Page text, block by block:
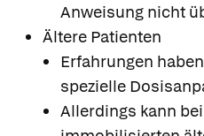
Anweisung nicht
Ältere Patienten
Erfahrungen
spezielle
Allerdings kann